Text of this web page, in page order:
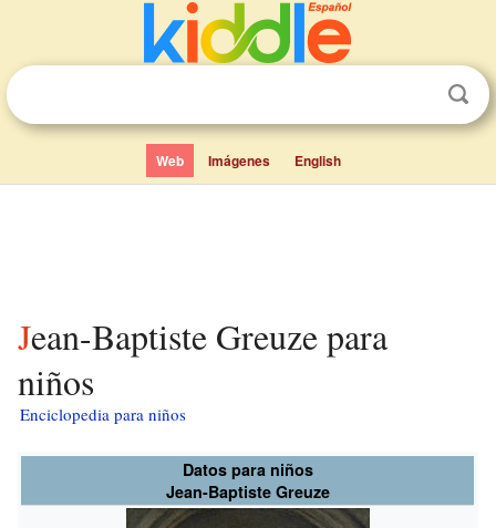
Web Imágenes English
Jean-Baptiste Greuze para
niños
Enciclopedia para niños
Datos para niños
Jean-Baptiste Greuze